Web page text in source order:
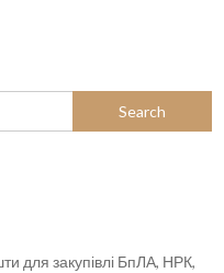
для закупівлі БпЛА, НРК,